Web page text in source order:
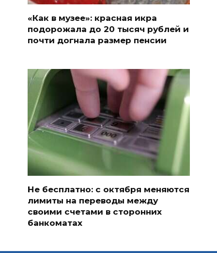
«Как в музее»: красная икра
подорожала до 20 тысяч рублей и
почти догнала размер пенсии
Не бесплатно: с октября меняются
лимиты на переводы между
своими счетами в сторонних
банкоматах